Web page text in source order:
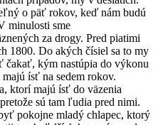
o päť rokov, keď nám budú
minulosti sme
za drogy. Pred piatimi
1800. Do akých čísiel sa to my
čakať, kým nastúpia do výkonu
ísť na sedem rokov.
ktorí majú ísť do väzenia
sú tam ľudia pred nimi.
pokojne mladý chlapec, ktorý